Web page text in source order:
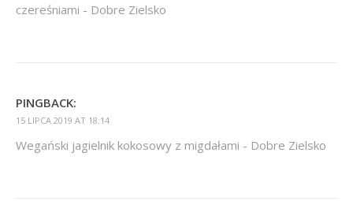
czereśniami - Dobre Zielsko
PINGBACK:
15 LIPCA 2019 AT 18:14
Wegański jagielnik kokosowy z migdałami - Dobre Zielsko